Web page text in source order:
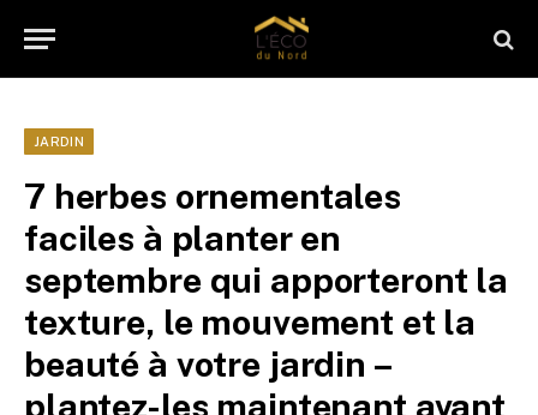
JARDIN
7 herbes ornementales
faciles à planter en
septembre qui apporteront la
texture, le mouvement et la
beauté à votre jardin –
plantez-les maintenant avant